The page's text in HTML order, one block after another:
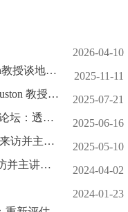
2026-04-10
蓝海论坛第60期｜Yehuda Ben-Zion教授谈地震破裂的“损伤相关辐射”
2025-11-11
南加州大学John Vidale 与 Heidi Houston 教授访问我室，共话断层破裂几何与地壳强度
2025-07-21
Yair Rosenthal教授做客第58期蓝海论坛：透过地质、历史与艺术之窗，洞察气候变迁
2025-06-16
新西兰皇家学会院士Tim Stern教授来访并主讲第57期蓝海论坛
2025-05-10
Friedhelm von Blanckenburg教授来访并主讲第56期蓝海论坛
2024-04-02
2024-01-23